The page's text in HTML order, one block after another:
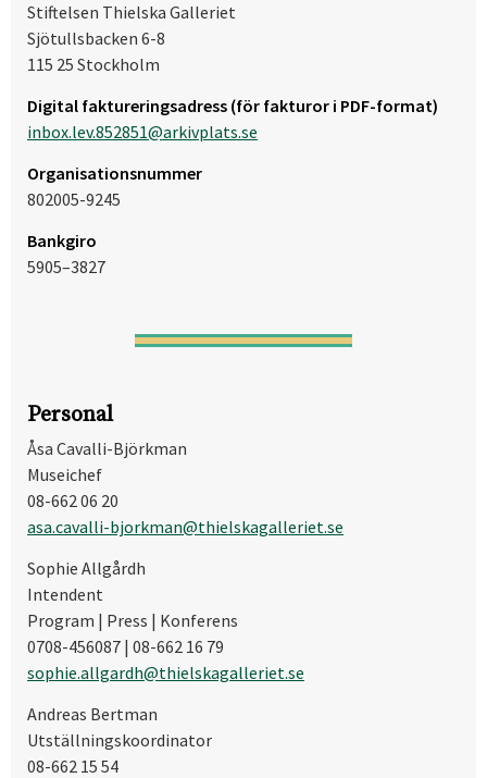
Stiftelsen Thielska Galleriet
Sjötullsbacken 6-8
115 25 Stockholm
Digital faktureringsadress (för fakturor i PDF-format)
inbox.lev.852851@arkivplats.se
Organisationsnummer
‍802005-9245
Bankgiro
5905–3827
Personal
Åsa Cavalli-Björkman
Museichef
08-662 06 20
asa.cavalli-bjorkman@thielskagalleriet.se
Sophie Allgårdh
Intendent
Program | Press | Konferens
0708-456087 | 08-662 16 79
sophie.allgardh@thielskagalleriet.se
Andreas Bertman
Utställningskoordinator
08-662 15 54